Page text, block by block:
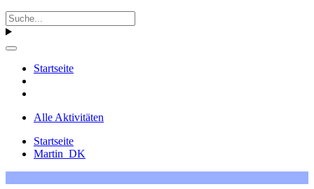
Startseite
Alle Aktivitäten
Startseite
Martin_DK